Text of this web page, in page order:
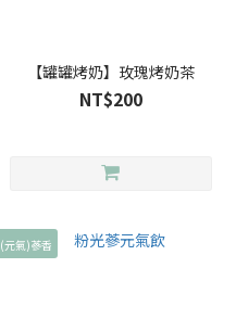
【罐罐烤奶】玫瑰烤奶茶
NT$200
(元氣)蔘香